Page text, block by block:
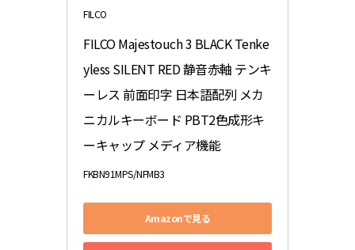
FILCO
FILCO Majestouch 3 BLACK Tenke
yless SILENT RED 静音赤軸 テンキ
ーレス 前面印字 日本語配列 メカ
ニカルキーボード PBT2色成形キ
ーキャップ メディア機能
FKBN91MPS/NFMB3
Amazonで見る